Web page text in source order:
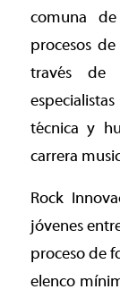
comuna
procesos
través de
técnica y
carrera
Rock
jóvenes
proceso de
elenco